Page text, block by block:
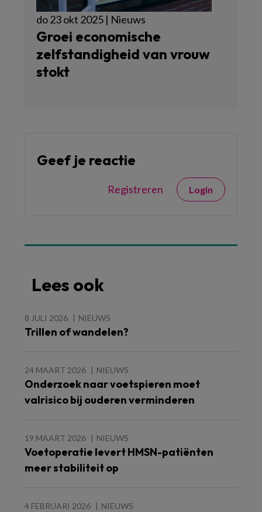
do 23 okt 2025 | Nieuws
Groei economische
zelfstandigheid van vrouw
stokt
Geef je reactie
Registreren Login
Lees ook
8 JULI 2026 NIEUWS
Trillen of wandelen?
24 MAART 2026 NIEUWS
Onderzoek naar voetspieren moet
valrisico bij ouderen verminderen
19 MAART 2026 NIEUWS
Voetoperatie levert HMSN-patiënten
meer stabiliteit op
4 FEBRUARI 2026 NIEUWS